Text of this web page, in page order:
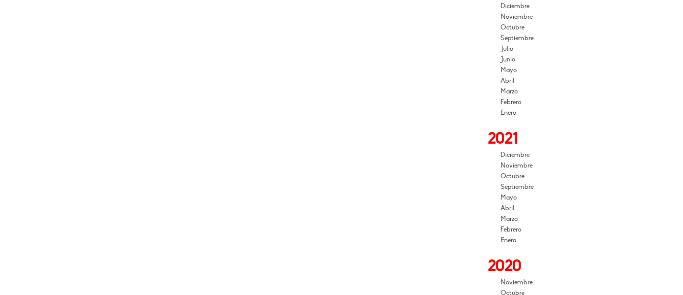
Diciembre
Noviembre
Octubre
Septiembre
Julio
Junio
Mayo
Abril
Marzo
Febrero
Enero
2021
Diciembre
Noviembre
Octubre
Septiembre
Mayo
Abril
Marzo
Febrero
Enero
2020
Noviembre
Octubre